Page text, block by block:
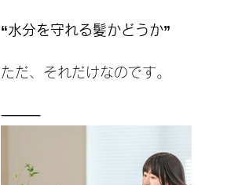
“水分を守れる髪かどうか”
ただ、それだけなのです。
⸻